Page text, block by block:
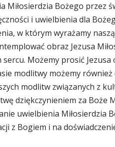
Miłosierdzia Bożego przez
i uwielbienia dla
w którym wyrażamy
obraz Jezusa
sercu. Możemy prosić
modlitwy możemy
modlitw związanych z
dziękczynieniem za Boże
uwielbienia Miłosierdzia
z Bogiem i na